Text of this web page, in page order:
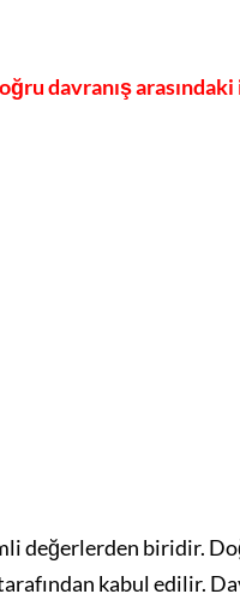
davranış
değerlerden biridir.
kabul edilir.